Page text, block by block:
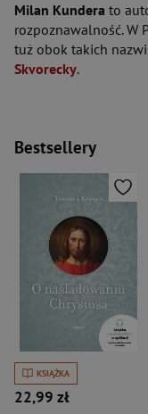
Milan Kundera to
rozpoznawalność. W
tuż obok takich
Skvorecky.
Bestsellery
KSIĄŻKA
22,99 zł